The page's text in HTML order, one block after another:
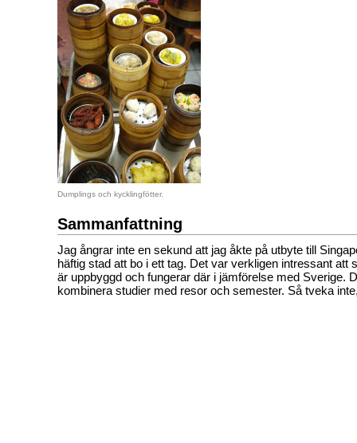
Dumplings och kycklingfötter.
Sammanfattning
Jag ångrar inte en sekund att jag åkte på utbyte till
häftig stad att bo i ett tag. Det var verkligen intressant att
är uppbyggd och fungerar där i jämförelse med Sverige.
kombinera studier med resor och semester. Så tveka